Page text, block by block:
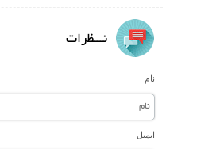
نـــظرات
نام
ایمیل